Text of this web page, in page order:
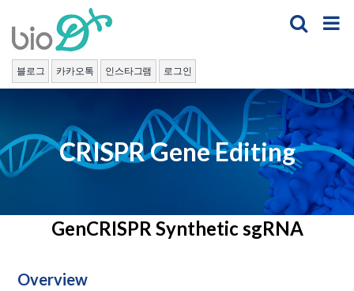
content
블로그 카카오톡 인스타그램 로그인
CRISPR Gene Editing
GenCRISPR Synthetic sgRNA
Overview